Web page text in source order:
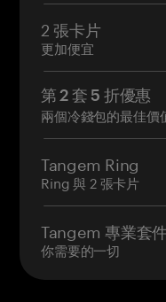
2 張卡片
更加便宜
第 2 套 5 折優惠
兩個冷錢包的最佳價
Tangem Ring
Ring 與 2 張卡片
Tangem 專業套
你需要的一切